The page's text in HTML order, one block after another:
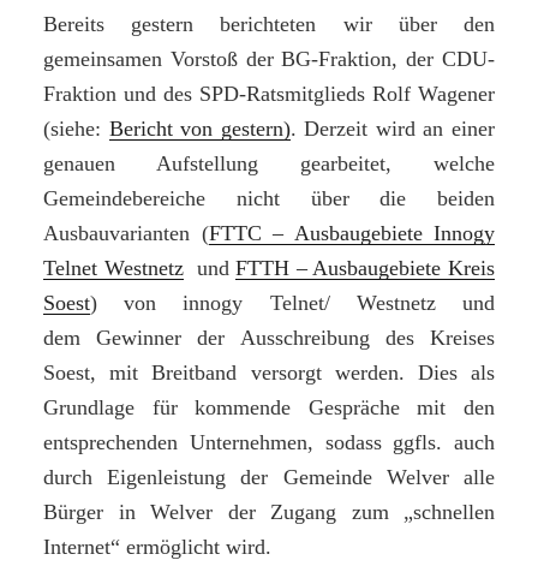
14.
Mai
2018
um
19:00
Uhr“
Bereits gestern berichteten wir über den
gemeinsamen Vorstoß der BG-Fraktion, der CDU-
Fraktion und des SPD-Ratsmitglieds Rolf Wagener
(siehe: Bericht von gestern). Derzeit wird an einer
genauen Aufstellung gearbeitet, welche
Gemeindebereiche nicht über die beiden
Ausbauvarianten (FTTC – Ausbaugebiete Innogy
Telnet WestnetzundFTTH – Ausbaugebiete Kreis
Soest) von innogy Telnet/ Westnetz und
dem Gewinner der Ausschreibung des Kreises
Soest, mit Breitband versorgt werden. Dies als
Grundlage für kommende Gespräche mit den
entsprechenden Unternehmen, sodass ggfls. auch
durch Eigenleistung der Gemeinde Welver alle
Bürger in Welver der Zugang zum „schnellen
Internet“ ermöglicht wird.